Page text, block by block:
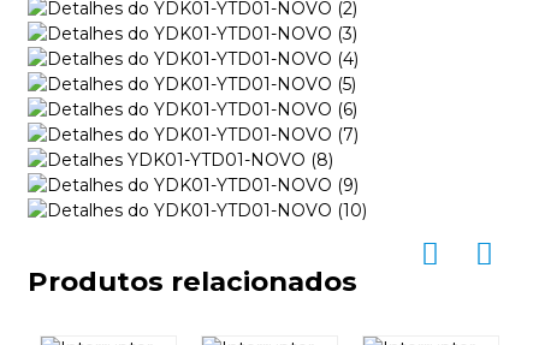
Produtos relacionados